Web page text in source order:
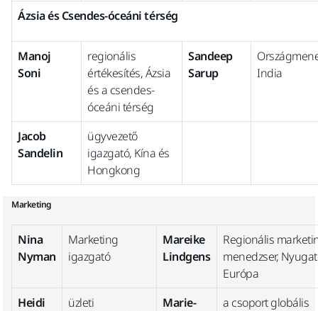
Ázsia és Csendes-óceáni térség
Manoj
Soni
regionális
értékesítés, Ázsia
és a csendes-
óceáni térség
Sandeep
Sarup
India
Jacob
Sandelin
ügyvezető
igazgató, Kína és
Hongkong
Marketing
Nina
Nyman
Marketing
igazgató
Mareike
Lindgens
Regionális
menedzser,
Európa
Heidi
üzleti
Marie-
a csoport globális